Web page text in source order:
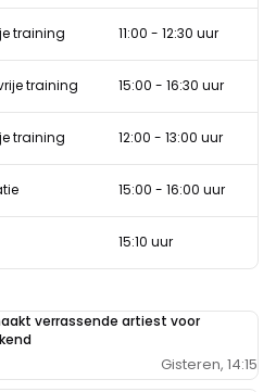
training 11:00 - 12:30 uur
training 15:00 - 16:30 uur
training 12:00 - 13:00 uur
15:00 - 16:00 uur
15:10 uur
verrassende artiest voor
Gisteren, 14:15